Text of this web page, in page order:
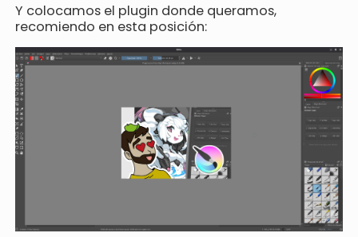
Y colocamos el plugin donde queramos,
recomiendo en esta posición: